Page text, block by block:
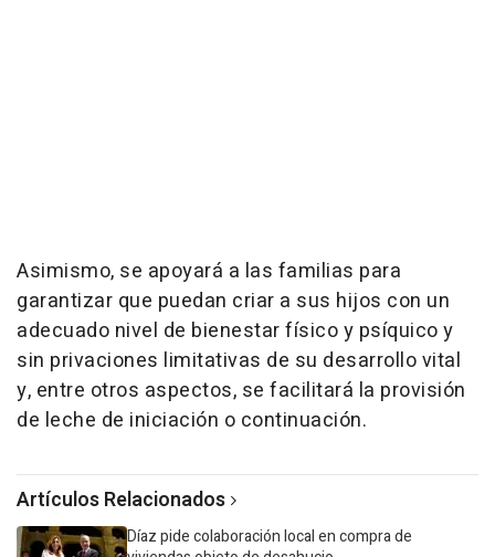
Asimismo, se apoyará a las familias para
garantizar que puedan criar a sus hijos con un
adecuado nivel de bienestar físico y psíquico y
sin privaciones limitativas de su desarrollo vital
y, entre otros aspectos, se facilitará la provisión
de leche de iniciación o continuación.
Artículos Relacionados
Díaz pide colaboración local en compra de